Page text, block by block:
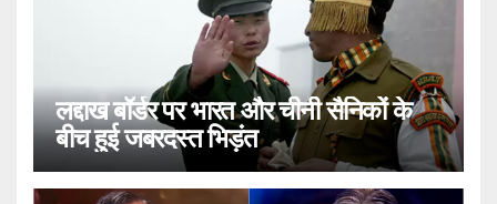
लद्दाख बॉर्डर पर भारत और चीनी सैनिकों के
बीच हुई जबरदस्त भिड़ंत